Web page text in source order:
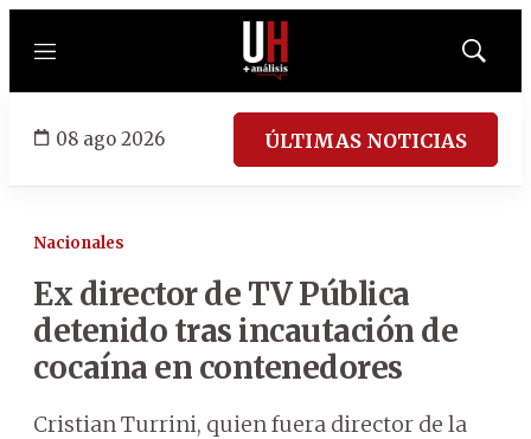
Menú
Mostrar
08 ago 2026 ÚLTIMAS NOTICIAS
Nacionales
Ex director de TV Pública
detenido tras incautación de
cocaína en contenedores
Cristian Turrini, quien fuera director de la